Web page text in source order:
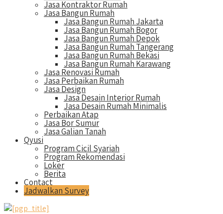
Jasa Kontraktor Rumah
Jasa Bangun Rumah
Jasa Bangun Rumah Jakarta
Jasa Bangun Rumah Bogor
Jasa Bangun Rumah Depok
Jasa Bangun Rumah Tangerang
Jasa Bangun Rumah Bekasi
Jasa Bangun Rumah Karawang
Jasa Renovasi Rumah
Jasa Perbaikan Rumah
Jasa Design
Jasa Desain Interior Rumah
Jasa Desain Rumah Minimalis
Perbaikan Atap
Jasa Bor Sumur
Jasa Galian Tanah
Qyusi
Program Cicil Syariah
Program Rekomendasi
Loker
Berita
Contact
Jadwalkan Survey